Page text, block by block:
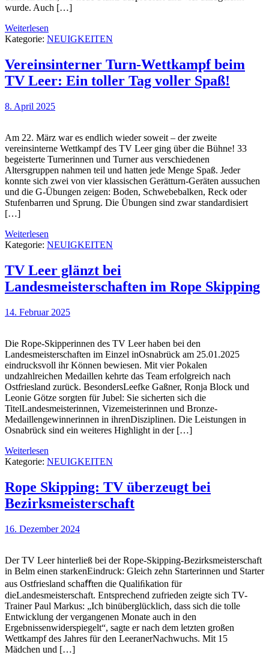
wurde. Auch […]
Weiterlesen
Kategorie: NEUIGKEITEN
Vereinsinterner Turn-Wettkampf beim
TV Leer: Ein toller Tag voller Spaß!
8. April 2025
Am 22. März war es endlich wieder soweit – der zweite
vereinsinterne Wettkampf des TV Leer ging über die Bühne! 33
begeisterte Turnerinnen und Turner aus verschiedenen
Altersgruppen nahmen teil und hatten jede Menge Spaß. Jeder
konnte sich zwei von vier klassischen Gerätturn-Geräten aussuchen
und die G-Übungen zeigen: Boden, Schwebebalken, Reck oder
Stufenbarren und Sprung. Die Übungen sind zwar standardisiert
[…]
Weiterlesen
Kategorie: NEUIGKEITEN
TV Leer glänzt bei
Landesmeisterschaften im Rope Skipping
14. Februar 2025
Die Rope-Skipperinnen des TV Leer haben bei den
Landesmeisterschaften im Einzel inOsnabrück am 25.01.2025
eindrucksvoll ihr Können bewiesen. Mit vier Pokalen
undzahlreichen Medaillen kehrte das Team erfolgreich nach
Ostfriesland zurück. BesondersLeefke Gaßner, Ronja Block und
Leonie Götze sorgten für Jubel: Sie sicherten sich die
TitelLandesmeisterinnen, Vizemeisterinnen und Bronze-
Medaillengewinnerinnen in ihrenDisziplinen. Die Leistungen in
Osnabrück sind ein weiteres Highlight in der […]
Weiterlesen
Kategorie: NEUIGKEITEN
Rope Skipping: TV überzeugt bei
Bezirksmeisterschaft
16. Dezember 2024
Der TV Leer hinterließ bei der Rope-Skipping-Bezirksmeisterschaft
in Belm einen starkenEindruck: Gleich zehn Starterinnen und Starter
aus Ostfriesland schaﬀten die Qualiﬁkation für
dieLandesmeisterschaft. Entsprechend zufrieden zeigte sich TV-
Trainer Paul Markus: „Ich binüberglücklich, dass sich die tolle
Entwicklung der vergangenen Monate auch in den
Ergebnissenwiderspiegelt“, sagte er nach dem letzten großen
Wettkampf des Jahres für den LeeranerNachwuchs. Mit 15
Mädchen und […]